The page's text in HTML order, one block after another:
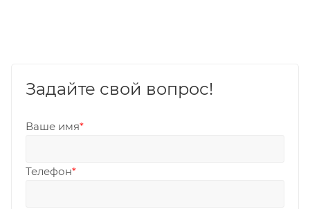
Задайте свой вопрос!
Ваше имя*
Телефон*